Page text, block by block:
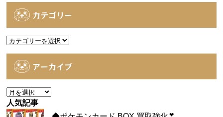
カテゴリー
カ
アーカイブ
ア
ー
カ
人気記事